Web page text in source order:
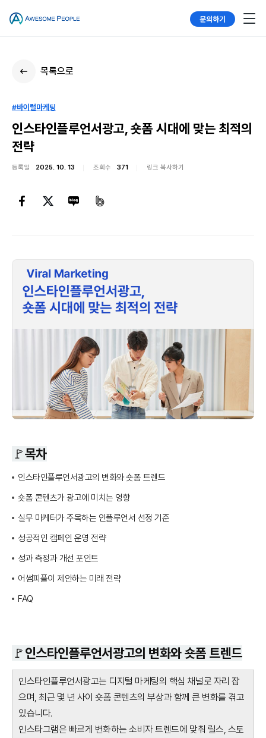
문의하기
목록으로
#바이럴마케팅
인스타인플루언서광고, 숏폼 시대에 맞는 최적의
전략
등록일 2025. 10. 13 조회수 371 링크 복사하기
🚩목차
인스타인플루언서광고의 변화와 숏폼 트렌드
숏폼 콘텐츠가 광고에 미치는 영향
실무 마케터가 주목하는 인플루언서 선정 기준
성공적인 캠페인 운영 전략
성과 측정과 개선 포인트
어썸피플이 제안하는 미래 전략
FAQ
🚩인스타인플루언서광고의 변화와 숏폼 트렌드
인스타인플루언서광고는 디지털 마케팅의 핵심 채널로 자리 잡
으며, 최근 몇 년 사이 숏폼 콘텐츠의 부상과 함께 큰 변화를 겪고
있습니다.
인스타그램은 빠르게 변화하는 소비자 트렌드에 맞춰 릴스, 스토